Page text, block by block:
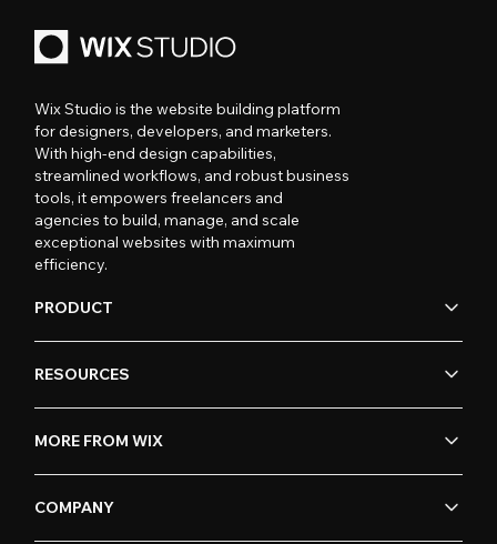
Wix Studio is the website building platform
for designers, developers, and marketers.
With high-end design capabilities,
streamlined workflows, and robust business
tools, it empowers freelancers and
agencies to build, manage, and scale
exceptional websites with maximum
efficiency.
PRODUCT
RESOURCES
MORE FROM WIX
COMPANY